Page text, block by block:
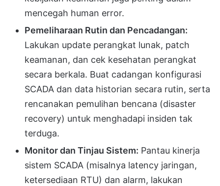
mencegah human error.
Pemeliharaan Rutin dan Pencadangan:
Lakukan update perangkat lunak, patch
keamanan, dan cek kesehatan perangkat
secara berkala. Buat cadangan konfigurasi
SCADA dan data historian secara rutin, serta
rencanakan pemulihan bencana (disaster
recovery) untuk menghadapi insiden tak
terduga.
Monitor dan Tinjau Sistem: Pantau kinerja
sistem SCADA (misalnya latency jaringan,
ketersediaan RTU) dan alarm, lakukan